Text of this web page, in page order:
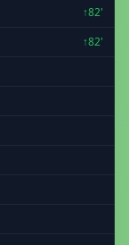
↑82'
↑82'